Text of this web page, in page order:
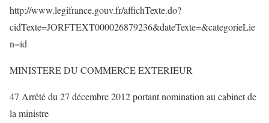
http://www.legifrance.gouv.fr/affichTexte.do?
cidTexte=JORFTEXT000026879236&dateTexte=&categorieLie
n=id
MINISTERE DU COMMERCE EXTERIEUR
47 Arrêté du 27 décembre 2012 portant nomination au cabinet de
la ministre